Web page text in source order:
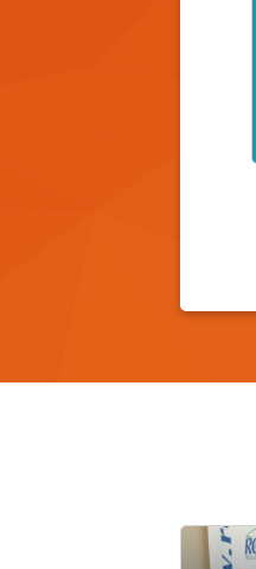
Lecteur audio